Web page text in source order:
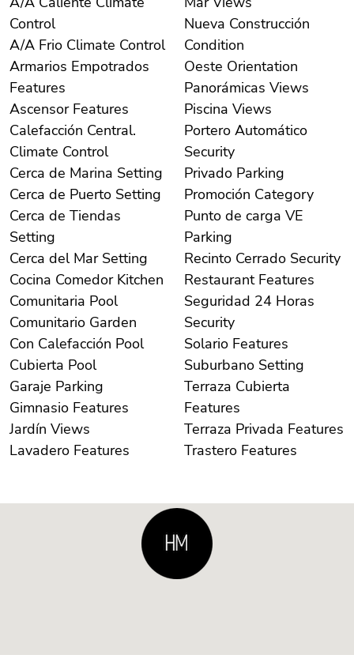
Control
A/A Frio Climate Control
Armarios Empotrados
Features
Ascensor Features
Calefacción Central.
Climate Control
Cerca de Marina Setting
Cerca de Puerto Setting
Cerca de Tiendas
Setting
Cerca del Mar Setting
Cocina Comedor Kitchen
Comunitaria Pool
Comunitario Garden
Con Calefacción Pool
Cubierta Pool
Garaje Parking
Gimnasio Features
Jardín Views
Lavadero Features
Nueva Construcción
Condition
Oeste Orientation
Panorámicas Views
Piscina Views
Portero Automático
Security
Privado Parking
Promoción Category
Punto de carga VE
Parking
Recinto Cerrado Security
Restaurant Features
Seguridad 24 Horas
Security
Solario Features
Suburbano Setting
Terraza Cubierta
Features
Terraza Privada Features
Trastero Features